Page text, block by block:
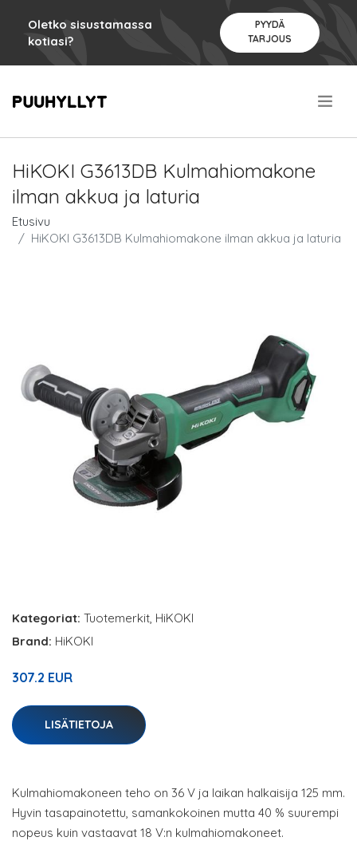
Oletko sisustamassa
kotiasi?
PYYDÄ
TARJOUS
HiKOKI G3613DB Kulmahiomakone
ilman akkua ja laturia
Etusivu
HiKOKI G3613DB Kulmahiomakone ilman akkua ja laturia
Kategoriat: Tuotemerkit, HiKOKI
Brand: HiKOKI
307.2 EUR
LISÄTIETOJA
Kulmahiomakoneen teho on 36 V ja laikan halkaisija 125 mm.
Hyvin tasapainotettu, samankokoinen mutta 40 % suurempi
nopeus kuin vastaavat 18 V:n kulmahiomakoneet.